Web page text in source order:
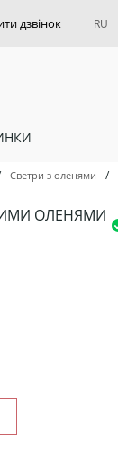
RU
Светри з оленями /
ОЛЕНЯМИ